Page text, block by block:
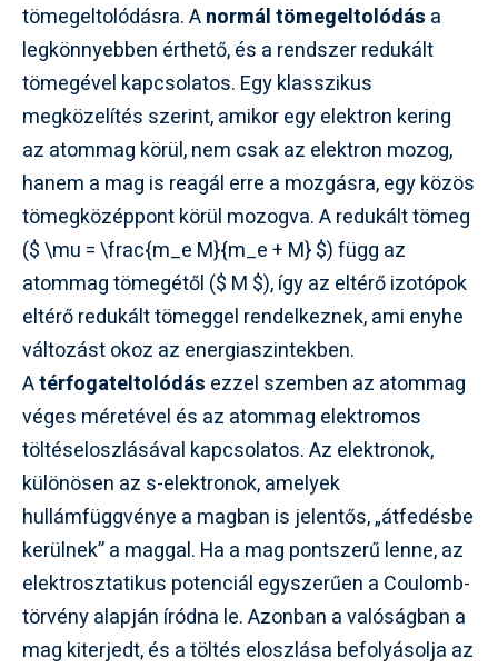
tömegeltolódásra. Anormál tömegeltolódás a
legkönnyebben érthető, és a rendszer redukált
tömegével kapcsolatos. Egy klasszikus
megközelítés szerint, amikor egy elektron kering
az atommag körül, nem csak az elektron mozog,
hanem a mag is reagál erre a mozgásra, egy közös
tömegközéppont körül mozogva. A redukált tömeg
($ \mu = \frac{m_e M}{m_e + M} $) függ az
atommag tömegétől ($ M $), így az eltérő izotópok
eltérő redukált tömeggel rendelkeznek, ami enyhe
változást okoz az energiaszintekben.
Atérfogateltolódás ezzel szemben az atommag
véges méretével és az atommag elektromos
töltéseloszlásával kapcsolatos. Az elektronok,
különösen az s-elektronok, amelyek
hullámfüggvénye a magban is jelentős, „átfedésbe
kerülnek” a maggal. Ha a mag pontszerű lenne, az
elektrosztatikus potenciál egyszerűen a Coulomb-
törvény alapján íródna le. Azonban a valóságban a
mag kiterjedt, és a töltés eloszlása befolyásolja az